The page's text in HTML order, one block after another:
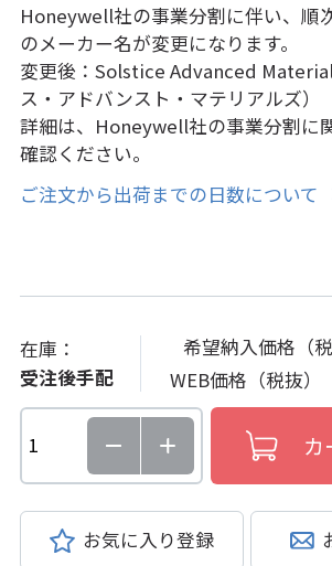
Honeywell社の事業分割に伴い、順
のメーカー名が変更になります。
変更後：Solstice Advanced
ス・アドバンスト・マテリアルズ）
詳細は、Honeywell社の事業分割に
確認ください。
ご注文から出荷までの日数について
在庫：
受注後手配
希望納入価格（
WEB価格（税抜）
お気に入り登録